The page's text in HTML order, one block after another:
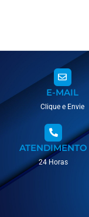
E-MAIL
Clique e Envie
ATENDIMENTO
24 Horas